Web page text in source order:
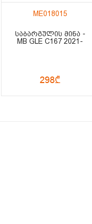
ME018015
ᲡᲐᲑᲐᲠᲒᲣᲚᲘᲡ ᲛᲘᲜᲐ -
MB GLE C167 2021-
298₾